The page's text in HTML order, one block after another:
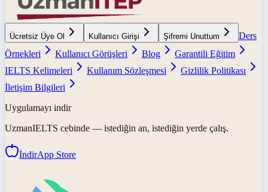
Ücretsiz Üye Ol Kullanıcı Girişi Şifremi Unuttum
Ders
Örnekleri
Kullanıcı Görüşleri Blog
Garantili Eğitim
IELTS Kelimeleri
Kullanım Sözleşmesi
Gizlilik Politikası
İletişim Bilgileri
Uygulamayı indir
UzmanIELTS cebinde — istediğin an, istediğin yerde çalış.
İndirApp Store